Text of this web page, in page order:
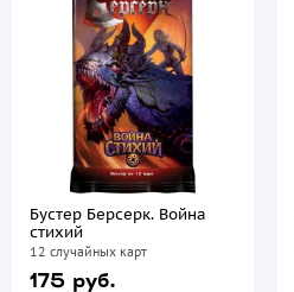
Бустер Берсерк. Война
стихий
12 случайных карт
175 руб.